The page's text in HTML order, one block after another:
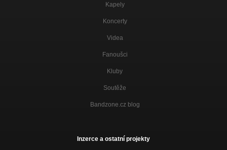
Kapely
Koncerty
Videa
Fanoušci
Kluby
Soutěže
Bandzone.cz blog
Inzerce a ostatní projekty